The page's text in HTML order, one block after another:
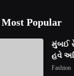
Most Popular
મુંબઈ
હવે
ફેશન
Fashion